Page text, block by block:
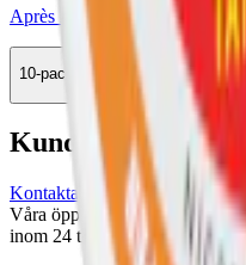
Après No.10 Tangerine Spritz
10-pack
279,90 kr
Köp
Kundservice
Kontakta oss
Våra öppettider är: Alla dagar
inom 24 timmar på vardagar.